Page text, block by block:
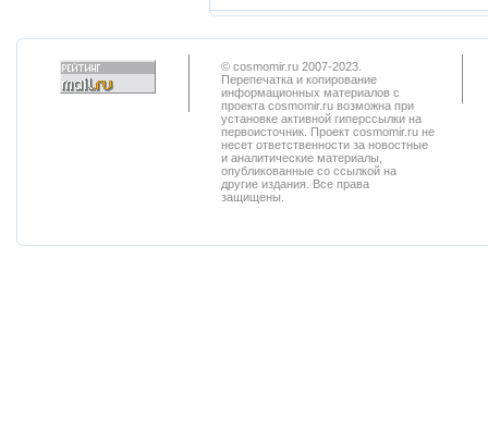
© cosmomir.ru 2007-2023.
Перепечатка и копирование
информационных материалов с
проекта cosmomir.ru возможна при
установке активной гиперссылки на
первоисточник. Проект cosmomir.ru не
несет ответственности за новостные
и аналитические материалы,
опубликованные со ссылкой на
другие издания. Все права
защищены.